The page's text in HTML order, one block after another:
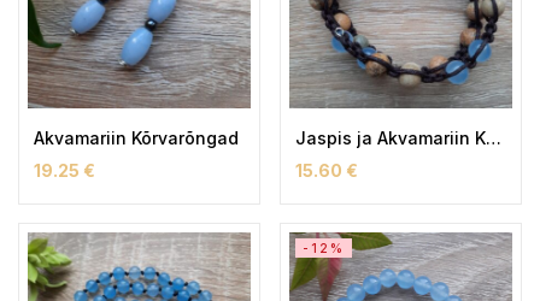
Akvamariin Kõrvarõngad
19.25 €
Jaspis ja Akvamariin Käevõru (naiste)
15.60 €
-12%